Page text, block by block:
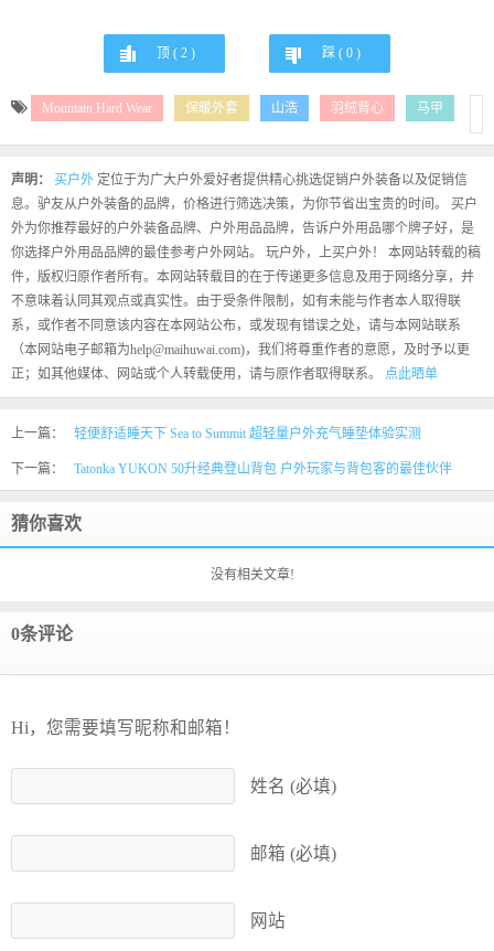
顶 ( 2) 踩 ( 0)
Mountain Hard Wear 保暖外套 山浩 羽绒背心 马甲
声明： 买户外 定位于为广大户外爱好者提供精心挑选促销户外装备以及促销信
息。驴友从户外装备的品牌，价格进行筛选决策，为你节省出宝贵的时间。 买户
外为你推荐最好的户外装备品牌、户外用品品牌，告诉户外用品哪个牌子好，是
你选择户外用品品牌的最佳参考户外网站。 玩户外，上买户外！ 本网站转载的稿
件，版权归原作者所有。本网站转载目的在于传递更多信息及用于网络分享，并
不意味着认同其观点或真实性。由于受条件限制，如有未能与作者本人取得联
系，或作者不同意该内容在本网站公布，或发现有错误之处，请与本网站联系
（本网站电子邮箱为help@maihuwai.com)，我们将尊重作者的意愿，及时予以更
正；如其他媒体、网站或个人转载使用，请与原作者取得联系。 点此晒单
上一篇： 轻便舒适睡天下 Sea to Summit 超轻量户外充气睡垫体验实测
下一篇： Tatonka YUKON 50升经典登山背包 户外玩家与背包客的最佳伙伴
猜你喜欢
没有相关文章!
0条评论
Hi，您需要填写昵称和邮箱！
姓名 (必填)
邮箱 (必填)
网站